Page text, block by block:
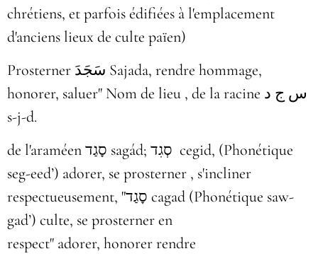
chrétiens, et parfois édifiées à l'emplacement
d'anciens lieux de culte païen)
Prosterner سَجَدَ‎ Sajada, rendre hommage,
honorer, saluer" Nom de lieu , de la racine س ج د
s-j-d.
de l'araméen סָגַד‎ sagád; סְגִד cegid, (Phonétique
seg-eed’) adorer, se prosterner , s'incliner
respectueusement, "סָגַד cagad (Phonétique saw-
gad’) culte, se prosterner en
respect" adorer, honorer rendre